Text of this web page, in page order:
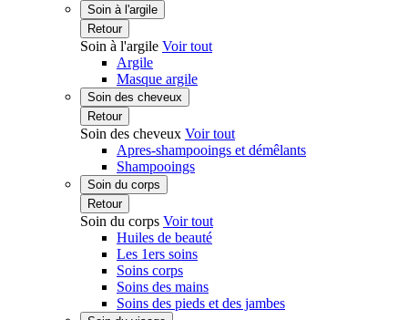
Soin à l'argile
Retour
Soin à l'argile Voir tout
Argile
Masque argile
Soin des cheveux
Retour
Soin des cheveux Voir tout
Apres-shampooings et démêlants
Shampooings
Soin du corps
Retour
Soin du corps Voir tout
Huiles de beauté
Les 1ers soins
Soins corps
Soins des mains
Soins des pieds et des jambes